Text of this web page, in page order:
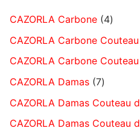
CAZORLA Carbone 4
CAZORLA Carbone
CAZORLA Carbone
CAZORLA Damas 7
CAZORLA Damas Couteau
CAZORLA Damas Couteau